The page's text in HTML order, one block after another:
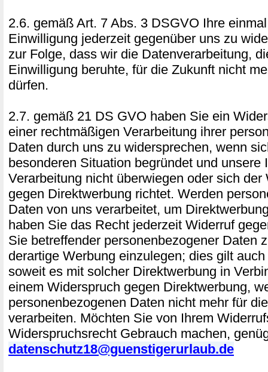
2.6. gemäß Art. 7 Abs. 3 DSGVO Ihre
Einwilligung jederzeit gegenüber uns zu
zur Folge, dass wir die Datenverarbeitung,
Einwilligung beruhte, für die Zukunft nicht
dürfen.
2.7. gemäß 21 DS GVO haben Sie ein
einer rechtmäßigen Verarbeitung ihrer
Daten durch uns zu widersprechen, wenn
besonderen Situation begründet und unsere
Verarbeitung nicht überwiegen oder sich der
gegen Direktwerbung richtet. Werden
Daten von uns verarbeitet, um
haben Sie das Recht jederzeit Widerruf
Sie betreffender personenbezogener Daten
derartige Werbung einzulegen; dies gilt
soweit es mit solcher Direktwerbung in
einem Widerspruch gegen Direktwerbung,
personenbezogenen Daten nicht mehr für
verarbeiten. Möchten Sie von Ihrem
Widerspruchsrecht Gebrauch machen,
datenschutz18@guenstigerurlaub.de